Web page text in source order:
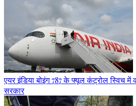
एयर इंडिया बोइंग 787 के फ्यूल कंट्रोल स्विच में
सरकार